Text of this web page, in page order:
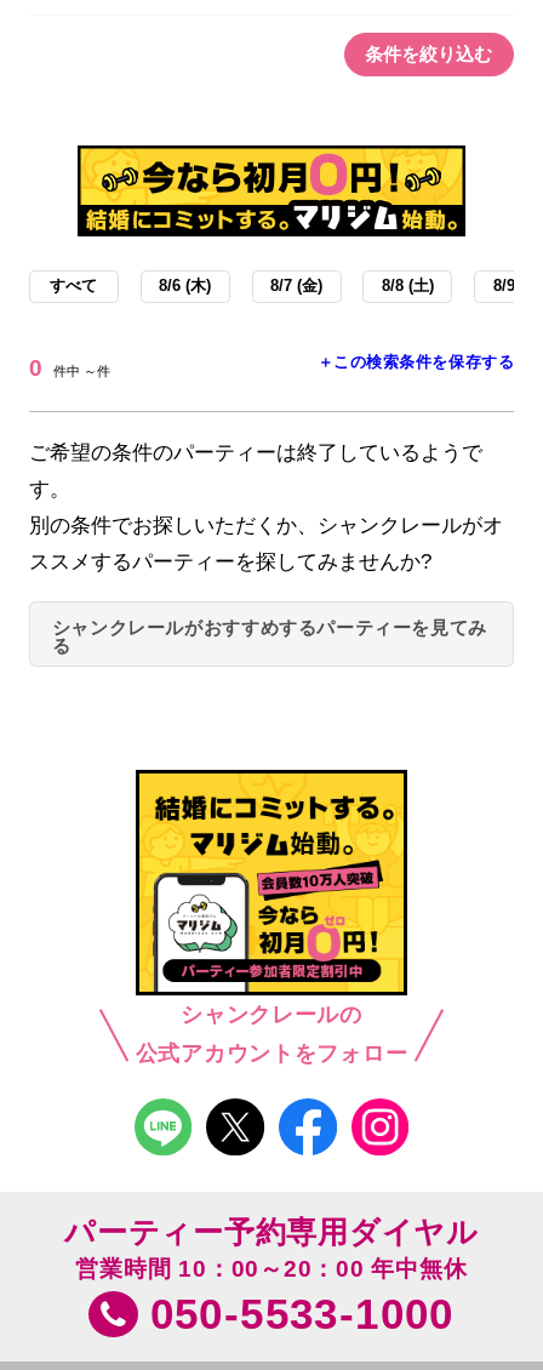
条件を絞り込む
すべて 8/6 (木) 8/7 (金) 8/8 (土) 8/9 (日
0 件中 ～件 ＋この検索条件を保存する
ご希望の条件のパーティーは終了しているようで
す。
別の条件でお探しいただくか、シャンクレールがオ
ススメするパーティーを探してみませんか?
シャンクレールがおすすめするパーティーを見てみ
る
シャンクレールの
公式アカウントをフォロー
パーティー予約専用ダイヤル
営業時間 10：00～20：00 年中無休
050-5533-1000